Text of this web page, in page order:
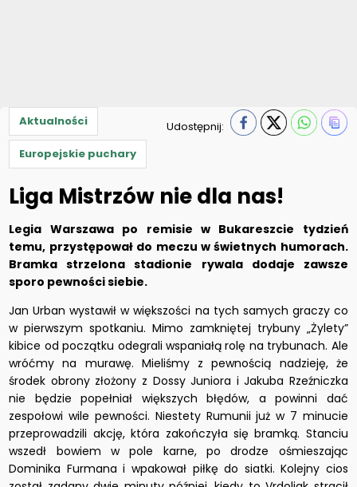
Aktualności
Europejskie puchary
Udostępnij:
Liga Mistrzów nie dla nas!
Legia Warszawa po remisie w Bukareszcie tydzień
temu, przystępował do meczu w świetnych humorach.
Bramka strzelona stadionie rywala dodaje zawsze
sporo pewności siebie.
Jan Urban wystawił w większości na tych samych graczy co
w pierwszym spotkaniu. Mimo zamkniętej trybuny „Żylety”
kibice od początku odegrali wspaniałą rolę na trybunach. Ale
wróćmy na murawę. Mieliśmy z pewnością nadzieję, że
środek obrony złożony z Dossy Juniora i Jakuba Rzeźniczka
nie będzie popełniał większych błędów, a powinni dać
zespołowi wile pewności. Niestety Rumunii już w 7 minucie
przeprowadzili akcję, która zakończyła się bramką. Stanciu
wszedł bowiem w pole karne, po drodze ośmieszając
Dominika Furmana i wpakował piłkę do siatki. Kolejny cios